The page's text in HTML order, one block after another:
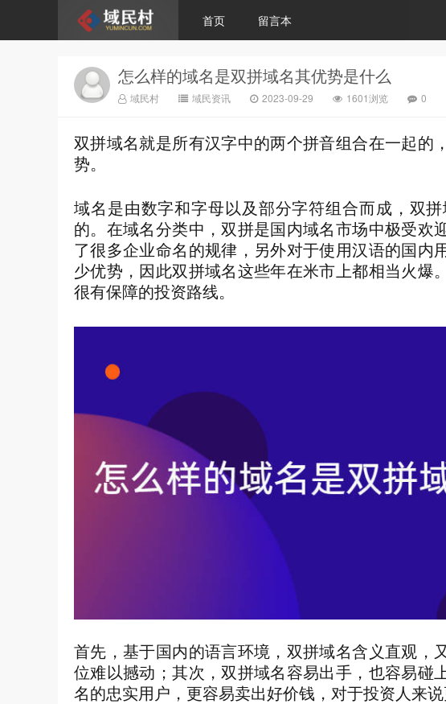
首页 留言本
怎么样的域名是双拼域名其优势是什么
域民村 域民资讯 2023-09-29 1601浏览 0
双拼域名就是所有汉字中的两个拼音组合在一起的
势。
域名是由数字和字母以及部分字符组合而成，双
的。在域名分类中，双拼是国内域名市场中极受欢
了很多企业命名的规律，另外对于使用汉语的国内
少优势，因此双拼域名这些年在米市上都相当火爆
很有保障的投资路线。
首先，基于国内的语言环境，双拼域名含义直观，
位难以撼动；其次，双拼域名容易出手，也容易碰
名的忠实用户，更容易卖出好价钱，对于投资人来说